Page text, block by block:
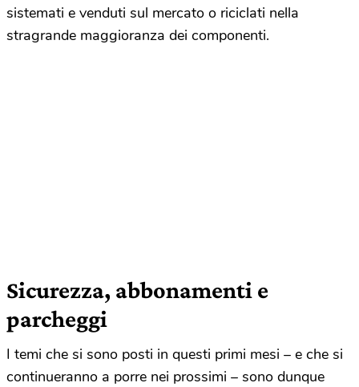
sistemati e venduti sul mercato o riciclati nella
stragrande maggioranza dei componenti.
Sicurezza, abbonamenti e
parcheggi
I temi che si sono posti in questi primi mesi – e che si
continueranno a porre nei prossimi – sono dunque